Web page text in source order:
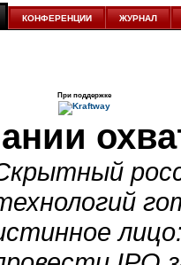
КОНФЕРЕНЦИИ ЖУРНАЛ
При поддержке